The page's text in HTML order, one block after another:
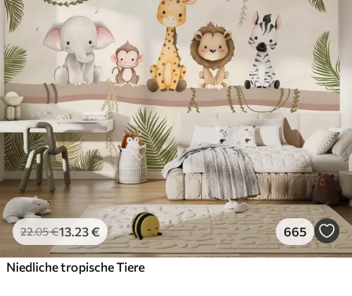
22.05€13 .23€ 665
Niedliche tropische Tiere